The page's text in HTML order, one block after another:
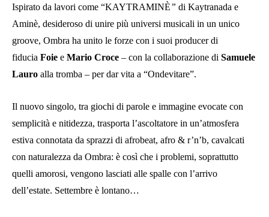
Ispirato da lavori come “KAYTRAMINÈ” di Kaytranada e
Aminè, desideroso di unire più universi musicali in un unico
groove, Ombra ha unito le forze con i suoi producer di
fiducia Foie e Mario Croce – con la collaborazione di Samuele
Lauro alla tromba – per dar vita a “Ondevitare”.
Il nuovo singolo, tra giochi di parole e immagine evocate con
semplicità e nitidezza, trasporta l’ascoltatore in un’atmosfera
estiva connotata da sprazzi di afrobeat, afro & r’n’b, cavalcati
con naturalezza da Ombra: è così che i problemi, soprattutto
quelli amorosi, vengono lasciati alle spalle con l’arrivo
dell’estate. Settembre è lontano…